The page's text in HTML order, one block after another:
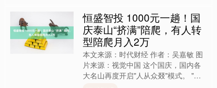
恒盛智投 1000元一趟！国
庆泰山“挤满”陪爬，有人转
型陪爬月入2万
本文来源：时代财经 作者：吴嘉敏 图
片来源：视觉中国 这个国庆，国内各
大名山再度开启"人从众叕"模式。 "五
岳之首"泰山在长假刚启便迎来"人潮拥